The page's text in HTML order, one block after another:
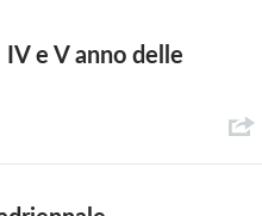
e V anno delle